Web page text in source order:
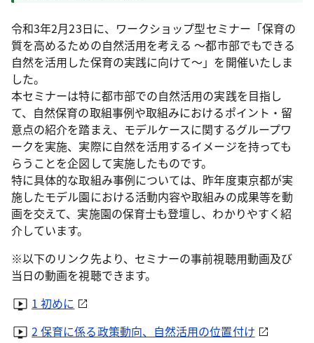
令和3年2月23日に、ワークショップ型セミナー「保育の
質を高めるための自然活用を考える ～都市部でもできる
自然を活用した保育の実践に向けて～」を開催いたしま
した。
本セミナーは特に都市部での自然活用の実践を目指し
て、自然保育の取組事例や取組みにおけるポイント・留
意点の紹介を踏まえ、モデルケースに関するグループワ
ークを実施、実際に自然を活用するイメージを持っても
らうことを企図して実施したものです。
特に具体的な取組み事例については、昨年度東京都が実
施したモデル園における活動内容や取組みの成果等を動
画を交えて、実施園の保育士も登壇し、わかりやすく紹
介しています。
※以下のリンク先より、セミナーの事前視聴用動画及び
当日の動画を視聴できます。
1 初めに
2 保育に係る政策動向、自然活用の位置付け